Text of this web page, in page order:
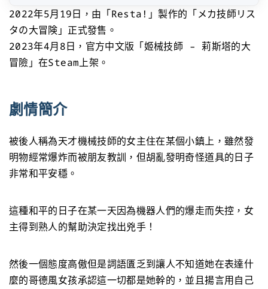
2022年5月19日，由「Resta!」製作的「メカ技師リス
タの大冒険」正式發售。
2023年4月8日，官方中文版「姬械技師 – 莉斯塔的大
冒險」在Steam上架。
劇情簡介
被後人稱為天才機械技師的女主住在某個小鎮上，雖然發
明物經常爆炸而被朋友教訓，但胡亂發明奇怪道具的日子
非常和平安穩。
這種和平的日子在某一天因為機器人們的爆走而失控，女
主得到熟人的幫助決定找出兇手！
然後一個態度高傲但是詞語匱乏到讓人不知道她在表達什
麼的哥德風女孩承認這一切都是她幹的，並且揚言用自己